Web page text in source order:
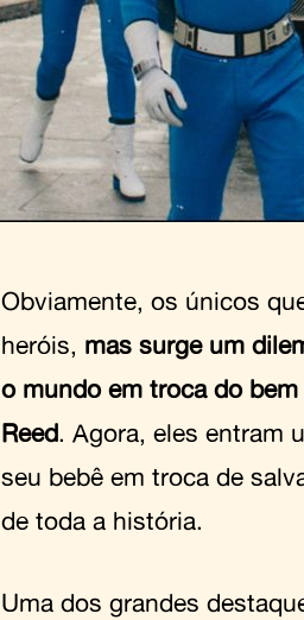
Obviamente, os únicos
heróis, mas surge um
o mundo em troca do
Reed. Agora, eles entram
seu bebê em troca de
de toda a história.
Uma dos grandes